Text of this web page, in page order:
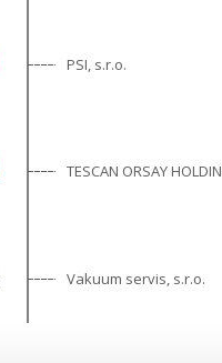
PSI, s.r.o.
TESCAN ORSAY
Vakuum servis, s.r.o.